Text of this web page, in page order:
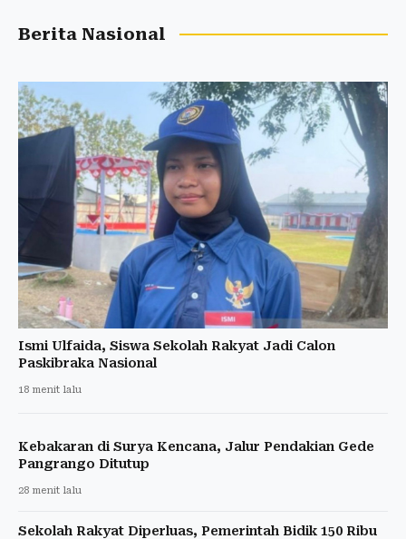
Berita Nasional
Ismi Ulfaida, Siswa Sekolah Rakyat Jadi Calon
Paskibraka Nasional
18 menit lalu
Kebakaran di Surya Kencana, Jalur Pendakian Gede
Pangrango Ditutup
28 menit lalu
Sekolah Rakyat Diperluas, Pemerintah Bidik 150 Ribu